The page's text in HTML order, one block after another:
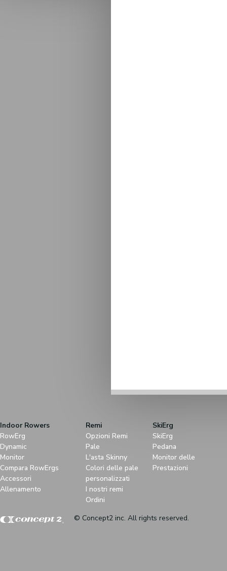
Indoor Rowers
RowErg
Dynamic
Monitor
Compara RowErgs
Accessori
Allenamento
Remi
Opzioni Remi
Pale
L'asta Skinny
Colori delle pale
personalizzati
I nostri remi
Ordini
SkiErg
SkiErg
Pedana
Monitor delle
Prestazioni
© Concept2 inc. All rights reserved.